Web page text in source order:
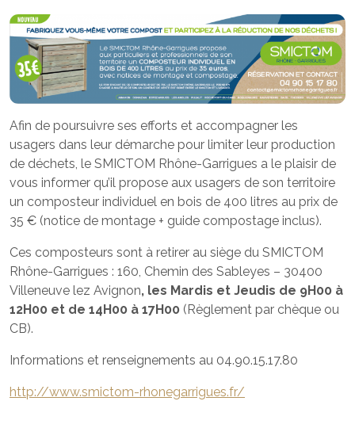
Afin de poursuivre ses efforts et accompagner les
usagers dans leur démarche pour limiter leur production
de déchets, le SMICTOM Rhône-Garrigues a le plaisir de
vous informer qu’il propose aux usagers de son territoire
un composteur individuel en bois de 400 litres au prix de
35 € (notice de montage + guide compostage inclus).
Ces composteurs sont à retirer au siège du SMICTOM
Rhône-Garrigues : 160, Chemin des Sableyes – 30400
Villeneuve lez Avignon, les Mardis et Jeudis de 9H00 à
12H00 et de 14H00 à 17H00 (Règlement par chèque ou
CB).
Informations et renseignements au 04.90.15.17.80
http://www.smictom-rhonegarrigues.fr/